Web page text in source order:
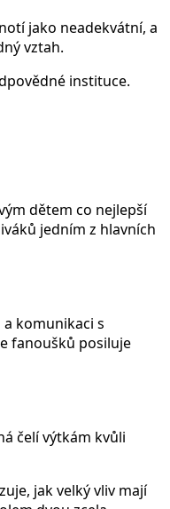
jako neadekvátní, a
vztah.
instituce.
dětem co nejlepší
jedním z hlavních
komunikaci s
fanoušků posiluje
čelí výtkám kvůli
jak velký vliv mají